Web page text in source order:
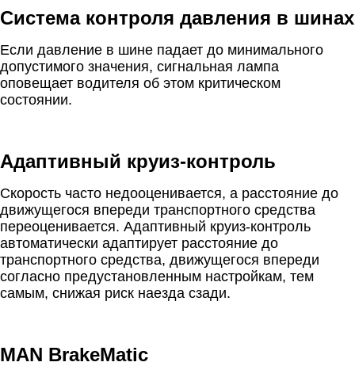
Система контроля давления в шинах
Если давление в шине падает до минимального
допустимого значения, сигнальная лампа
оповещает водителя об этом критическом
состоянии.
Адаптивный круиз-контроль
Скорость часто недооценивается, а расстояние до
движущегося впереди транспортного средства
переоценивается. Адаптивный круиз-контроль
автоматически адаптирует расстояние до
транспортного средства, движущегося впереди
согласно предустановленным настройкам, тем
самым, снижая риск наезда сзади.
MAN BrakeMatic